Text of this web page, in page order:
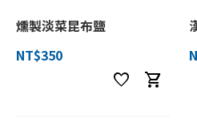
燻製淡菜昆布鹽
NT$350
favorite shopping_cart